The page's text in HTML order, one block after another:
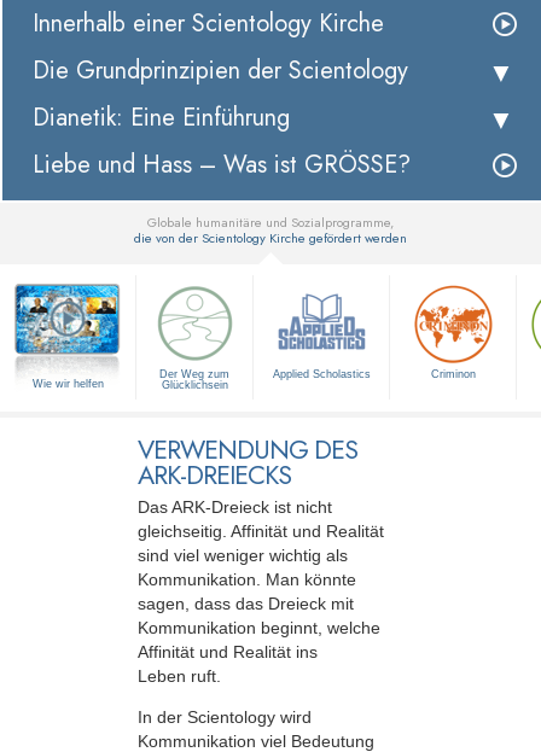
Innerhalb einer Scientology Kirche
Die Grundprinzipien der Scientology
Dianetik: Eine Einführung
Liebe und Hass – Was ist GRÖSSE?
Globale humanitäre und Sozialprogramme,
die von der Scientology Kirche gefördert werden
Wie wir helfen
Der Weg zum
Glücklichsein
Applied Scholastics Criminon
VERWENDUNG DES
ARK-DREIECKS
Das ARK-Dreieck ist nicht
gleichseitig. Affinität und Realität
sind viel weniger wichtig als
Kommunikation. Man könnte
sagen, dass das Dreieck mit
Kommunikation beginnt, welche
Affinität und Realität ins
Leben ruft.
In der Scientology wird
Kommunikation viel Bedeutung